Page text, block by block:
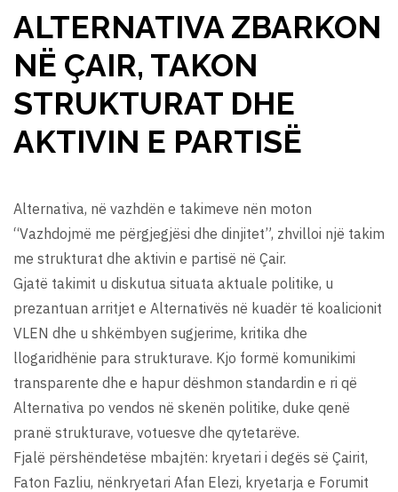
ALTERNATIVA ZBARKON
NË ÇAIR, TAKON
STRUKTURAT DHE
AKTIVIN E PARTISË
Alternativa, në vazhdën e takimeve nën moton
“Vazhdojmë me përgjegjësi dhe dinjitet”, zhvilloi një takim
me strukturat dhe aktivin e partisë në Çair.
Gjatë takimit u diskutua situata aktuale politike, u
prezantuan arritjet e Alternativës në kuadër të koalicionit
VLEN dhe u shkëmbyen sugjerime, kritika dhe
llogaridhënie para strukturave. Kjo formë komunikimi
transparente dhe e hapur dëshmon standardin e ri që
Alternativa po vendos në skenën politike, duke qenë
pranë strukturave, votuesve dhe qytetarëve.
Fjalë përshëndetëse mbajtën: kryetari i degës së Çairit,
Faton Fazliu, nënkryetari Afan Elezi, kryetarja e Forumit